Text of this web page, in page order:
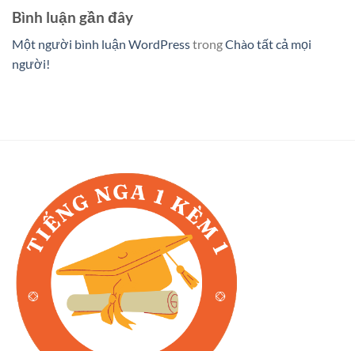
Bình luận gần đây
Một người bình luận WordPresstrongChào tất cả mọi
người!